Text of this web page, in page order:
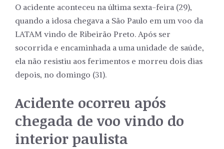
O acidente aconteceu na última sexta-feira (29),
quando a idosa chegava a São Paulo em um voo da
LATAM vindo de Ribeirão Preto. Após ser
socorrida e encaminhada a uma unidade de saúde,
ela não resistiu aos ferimentos e morreu dois dias
depois, no domingo (31).
Acidente ocorreu após
chegada de voo vindo do
interior paulista